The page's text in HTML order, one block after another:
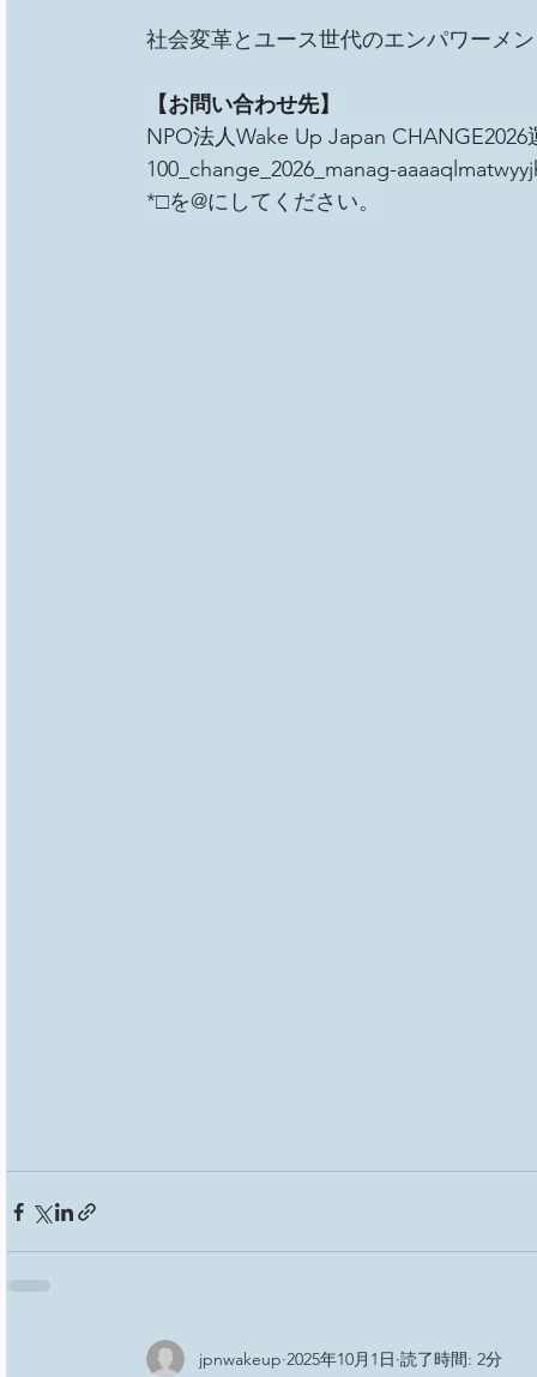
社会変革とユース世代のエンパワーメ
【お問い合わせ先】
NPO法人Wake Up Japan CHANGE2026
100_change_2026_manag-
*□を@にしてください。
jpnwakeup 2025年10月1日 読了時間: 2分